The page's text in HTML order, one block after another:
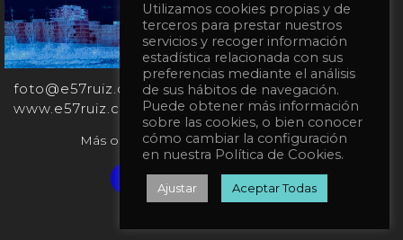
+34
651
862
863
foto@e57ruiz.com
www.e57ruiz.com
Más obras en la galería virtual Singulart:
Verified artist on Singulart
Utilizamos cookies propias y de
terceros para prestar nuestros
servicios y recoger información
estadística relacionada con sus
preferencias mediante el análisis
de sus hábitos de navegación.
Puede obtener más información
sobre las cookies, o bien conocer
cómo cambiar la configuración
en nuestra Política de Cookies.
Ajustar Aceptar Todas